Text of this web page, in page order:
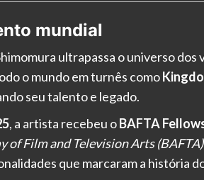
mundial
ultrapassa o universo
o mundo em turnês como
seu talento e legado.
, a artista recebeu oBAFTA
of Film and Television Arts (BAFTA)
que marcaram a história